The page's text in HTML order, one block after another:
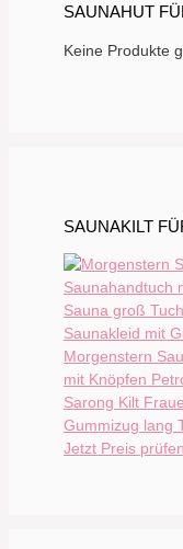
SAUNAHUT
Keine Produkte
SAUNAKILT
Morgenstern
mit Knöpfen
Sarong Kilt
Gummizug lang
Jetzt Preis